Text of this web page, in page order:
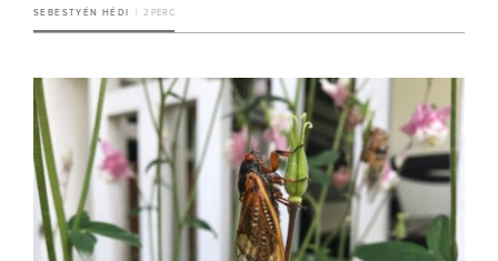
SEBESTYÉN HÉDI 2 PERC